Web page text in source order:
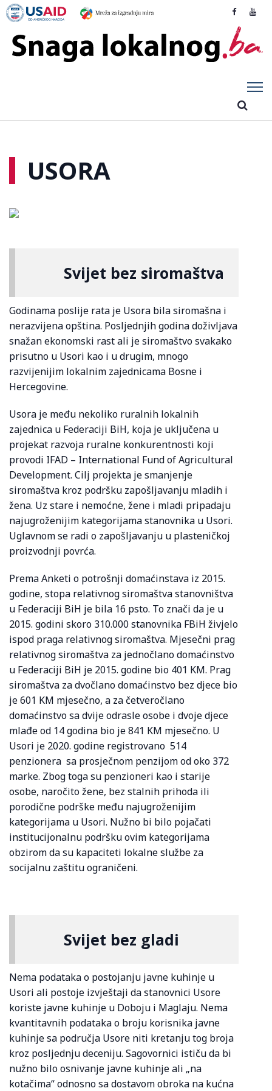
USORA
Svijet bez siromaštva
Godinama poslije rata je Usora bila siromašna i
nerazvijena opština. Posljednjih godina doživljava
snažan ekonomski rast ali je siromaštvo svakako
prisutno u Usori kao i u drugim, mnogo
razvijenijim lokalnim zajednicama Bosne i
Hercegovine.
Usora je među nekoliko ruralnih lokalnih
zajednica u Federaciji BiH, koja je uključena u
projekat razvoja ruralne konkurentnosti koji
provodi IFAD – International Fund of Agricultural
Development. Cilj projekta je smanjenje
siromaštva kroz podršku zapošljavanju mladih i
žena. Uz stare i nemoćne, žene i mladi pripadaju
najugroženijim kategorijama stanovnika u Usori.
Uglavnom se radi o zapošljavanju u plasteničkoj
proizvodnji povrća.
Prema Anketi o potrošnji domaćinstava iz 2015.
godine, stopa relativnog siromaštva stanovništva
u Federaciji BiH je bila 16 psto. To znači da je u
2015. godini skoro 310.000 stanovnika FBiH živjelo
ispod praga relativnog siromaštva. Mjesečni prag
relativnog siromaštva za jednočlano domaćinstvo
u Federaciji BiH je 2015. godine bio 401 KM. Prag
siromaštva za dvočlano domaćinstvo bez djece bio
je 601 KM mjesečno, a za četveročlano
domaćinstvo sa dvije odrasle osobe i dvoje djece
mlađe od 14 godina bio je 841 KM mjesečno. U
Usori je 2020. godine registrovano 514
penzionera sa prosječnom penzijom od oko 372
marke. Zbog toga su penzioneri kao i starije
osobe, naročito žene, bez stalnih prihoda ili
porodične podrške među najugroženijim
kategorijama u Usori. Nužno bi bilo pojačati
institucijonalnu podršku ovim kategorijama
obzirom da su kapaciteti lokalne službe za
socijalnu zaštitu ograničeni.
Svijet bez gladi
Nema podataka o postojanju javne kuhinje u
Usori ali postoje izvještaji da stanovnici Usore
koriste javne kuhinje u Doboju i Maglaju. Nema
kvantitavnih podataka o broju korisnika javne
kuhinje sa područja Usore niti kretanju tog broja
kroz posljednju deceniju. Sagovornici ističu da bi
nužno bilo osnivanje javne kuhinje ali „na
kotačima“ odnosno sa dostavom obroka na kućna